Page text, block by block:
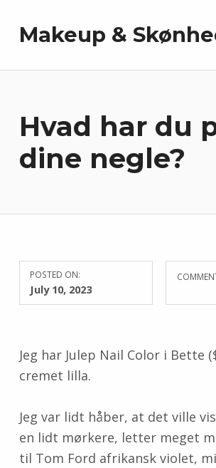
Makeup &
Hvad har du
dine negle?
POSTED ON:
July 10, 2023
Jeg har Julep Nail Color i Bette
cremet lilla.
Jeg var lidt håber, at det ville
en lidt mørkere, letter meget
til Tom Ford afrikansk violet,